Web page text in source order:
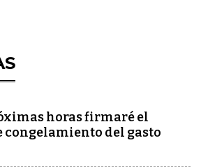
horas firmaré el
congelamiento del gasto